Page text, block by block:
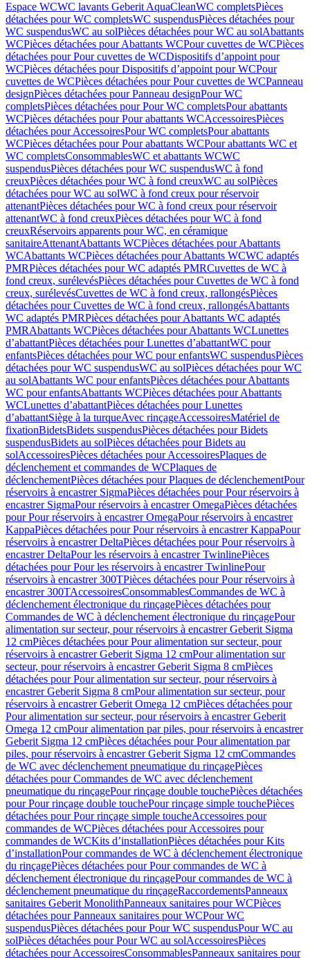
Espace WCWC lavants Geberit AquaCleanWC completsPièces
détachées pour WC completsWC suspendusPièces détachées pour
WC suspendusWC au solPièces détachées pour WC au solAbattants
WCPièces détachées pour Abattants WCPour cuvettes de WCPièces
détachées pour Pour cuvettes de WCDispositifs d’appoint pour
WCPièces détachées pour Dispositifs d’appoint pour WCPour
cuvettes de WCPièces détachées pour Pour cuvettes de WCPanneau
designPièces détachées pour Panneau designPour WC
completsPièces détachées pour Pour WC completsPour abattants
WCPièces détachées pour Pour abattants WCAccessoiresPièces
détachées pour AccessoiresPour WC completsPour abattants
WCPièces détachées pour Pour abattants WCPour abattants WC et
WC completsConsommablesWC et abattants WCWC
suspendusPièces détachées pour WC suspendusWC à fond
creuxPièces détachées pour WC à fond creuxWC au solPièces
détachées pour WC au solWC à fond creux pour réservoir
attenantPièces détachées pour WC à fond creux pour réservoir
attenantWC à fond creuxPièces détachées pour WC à fond
creuxRéservoirs apparents pour WC, en céramique
sanitaireAttenantAbattants WCPièces détachées pour Abattants
WCAbattants WCPièces détachées pour Abattants WCWC adaptés
PMRPièces détachées pour WC adaptés PMRCuvettes de WC à
fond creux, surélevésPièces détachées pour Cuvettes de WC à fond
creux, surélevésCuvettes de WC à fond creux, rallongésPièces
détachées pour Cuvettes de WC à fond creux, rallongésAbattants
WC adaptés PMRPièces détachées pour Abattants WC adaptés
PMRAbattants WCPièces détachées pour Abattants WCLunettes
d’abattantPièces détachées pour Lunettes d’abattantWC pour
enfantsPièces détachées pour WC pour enfantsWC suspendusPièces
détachées pour WC suspendusWC au solPièces détachées pour WC
au solAbattants WC pour enfantsPièces détachées pour Abattants
WC pour enfantsAbattants WCPièces détachées pour Abattants
WCLunettes d’abattantPièces détachées pour Lunettes
d’abattantSiège à la turqueAvec rinçageAccessoiresMatériel de
fixationBidetsBidets suspendusPièces détachées pour Bidets
suspendusBidets au solPièces détachées pour Bidets au
solAccessoiresPièces détachées pour AccessoiresPlaques de
déclenchement et commandes de WCPlaques de
déclenchementPièces détachées pour Plaques de déclenchementPour
réservoirs à encastrer SigmaPièces détachées pour Pour réservoirs à
encastrer SigmaPour réservoirs à encastrer OmegaPièces détachées
pour Pour réservoirs à encastrer OmegaPour réservoirs à encastrer
KappaPièces détachées pour Pour réservoirs à encastrer KappaPour
réservoirs à encastrer DeltaPièces détachées pour Pour réservoirs à
encastrer DeltaPour les réservoirs à encastrer TwinlinePièces
détachées pour Pour les réservoirs à encastrer TwinlinePour
réservoirs à encastrer 300TPièces détachées pour Pour réservoirs à
encastrer 300TAccessoiresConsommablesCommandes de WC à
déclenchement électronique du rinçagePièces détachées pour
Commandes de WC à déclenchement électronique du rinçagePour
alimentation sur secteur, pour réservoirs à encastrer Geberit Sigma
12 cmPièces détachées pour Pour alimentation sur secteur, pour
réservoirs à encastrer Geberit Sigma 12 cmPour alimentation sur
secteur, pour réservoirs à encastrer Geberit Sigma 8 cmPièces
détachées pour Pour alimentation sur secteur, pour réservoirs à
encastrer Geberit Sigma 8 cmPour alimentation sur secteur, pour
réservoirs à encastrer Geberit Omega 12 cmPièces détachées pour
Pour alimentation sur secteur, pour réservoirs à encastrer Geberit
Omega 12 cmPour alimentation par piles, pour réservoirs à encastrer
Geberit Sigma 12 cmPièces détachées pour Pour alimentation par
piles, pour réservoirs à encastrer Geberit Sigma 12 cmCommandes
de WC avec déclenchement pneumatique du rinçagePièces
détachées pour Commandes de WC avec déclenchement
pneumatique du rinçagePour rinçage double touchePièces détachées
pour Pour rinçage double touchePour rinçage simple touchePièces
détachées pour Pour rinçage simple toucheAccessoires pour
commandes de WCPièces détachées pour Accessoires pour
commandes de WCKits d’installationPièces détachées pour Kits
d’installationPour commandes de WC à déclenchement électronique
du rinçagePièces détachées pour Pour commandes de WC à
déclenchement électronique du rinçagePour commandes de WC à
déclenchement pneumatique du rinçageRaccordementsPanneaux
sanitaires Geberit MonolithPanneaux sanitaires pour WCPièces
détachées pour Panneaux sanitaires pour WCPour WC
suspendusPièces détachées pour Pour WC suspendusPour WC au
solPièces détachées pour Pour WC au solAccessoiresPièces
détachées pour AccessoiresConsommablesPanneaux sanitaires pour